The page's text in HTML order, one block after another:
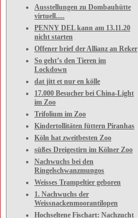
Ausstellungen zu Dombauhütte
virtuell.....
PENNY DEL kann am 13.11.20
nicht starten
Offener brief der Allianz an Reker
So geht’s den Tieren im
Lockdown
dat jitt et nur en kölle
17.000 Besucher bei China-Light
im Zoo
Trifolium im Zoo
Kindertollitäten füttern Piranhas
Köln hat zweitbesten Zoo
süßes Dreigestirn im Kölner Zoo
Nachwuchs bei den
Ringelschwanzmungos
Weisses Trampeltier geboren
1. Nachwuchs der
Weissnackenmoorantilopen
Hochseltene Fischart: Nachzucht